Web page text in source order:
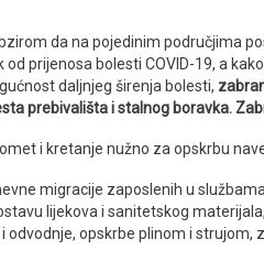
da na pojedinim područjima
od prijenosa bolesti COVID-19, a
daljnjeg širenja bolesti,
prebivališta i stalnog boravka.
i kretanje nužno za opskrbu
migracije zaposlenih u
lijekova i sanitetskog
odvodnje, opskrbe plinom i strujom,